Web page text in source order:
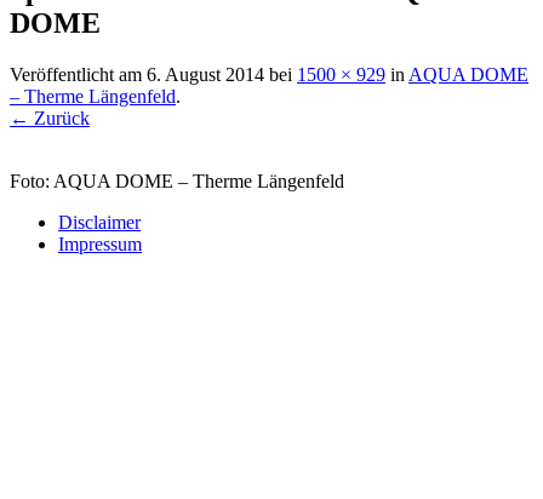
DOME
Veröffentlicht am 6. August 2014 bei 1500 × 929 in AQUA DOME
– Therme Längenfeld.
← Zurück
Foto: AQUA DOME – Therme Längenfeld
Disclaimer
Impressum